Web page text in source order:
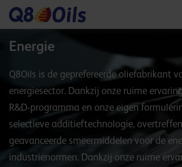
Energie
Q8Oils is de geprefereerde oliefabrikant
energiesector. Dankzij onze ruime
R&D-programma en onze eigen
selectieve additieftechnologie,
geavanceerde smeermiddelen voor de
industrienormen. Dankzij onze ruime